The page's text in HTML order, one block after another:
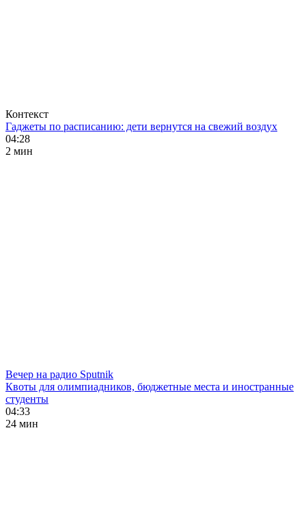
Контекст
Гаджеты по расписанию: дети вернутся на свежий воздух
04:28
2 мин
Вечер на радио Sputnik
Квоты для олимпиадников, бюджетные места и иностранные
студенты
04:33
24 мин